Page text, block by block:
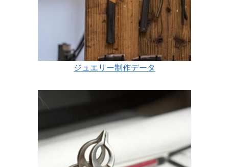
ジュエリー制作データ